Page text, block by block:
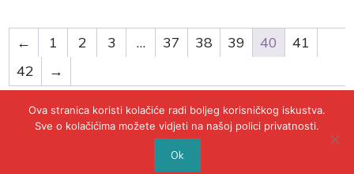
← 1 2 3 … 37 38 39 40
41
42
→
© 2020 - POLICA PRIVATNOSTI
Ova stranica koristi kolačiće radi boljeg korisničkog iskustva.
Sve o kolačićima možete vidjeti na našoj polici privatnosti.
Ok